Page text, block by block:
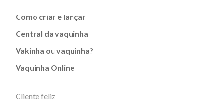
Como criar e lançar
Central da vaquinha
Vakinha ou vaquinha?
Vaquinha Online
Cliente feliz